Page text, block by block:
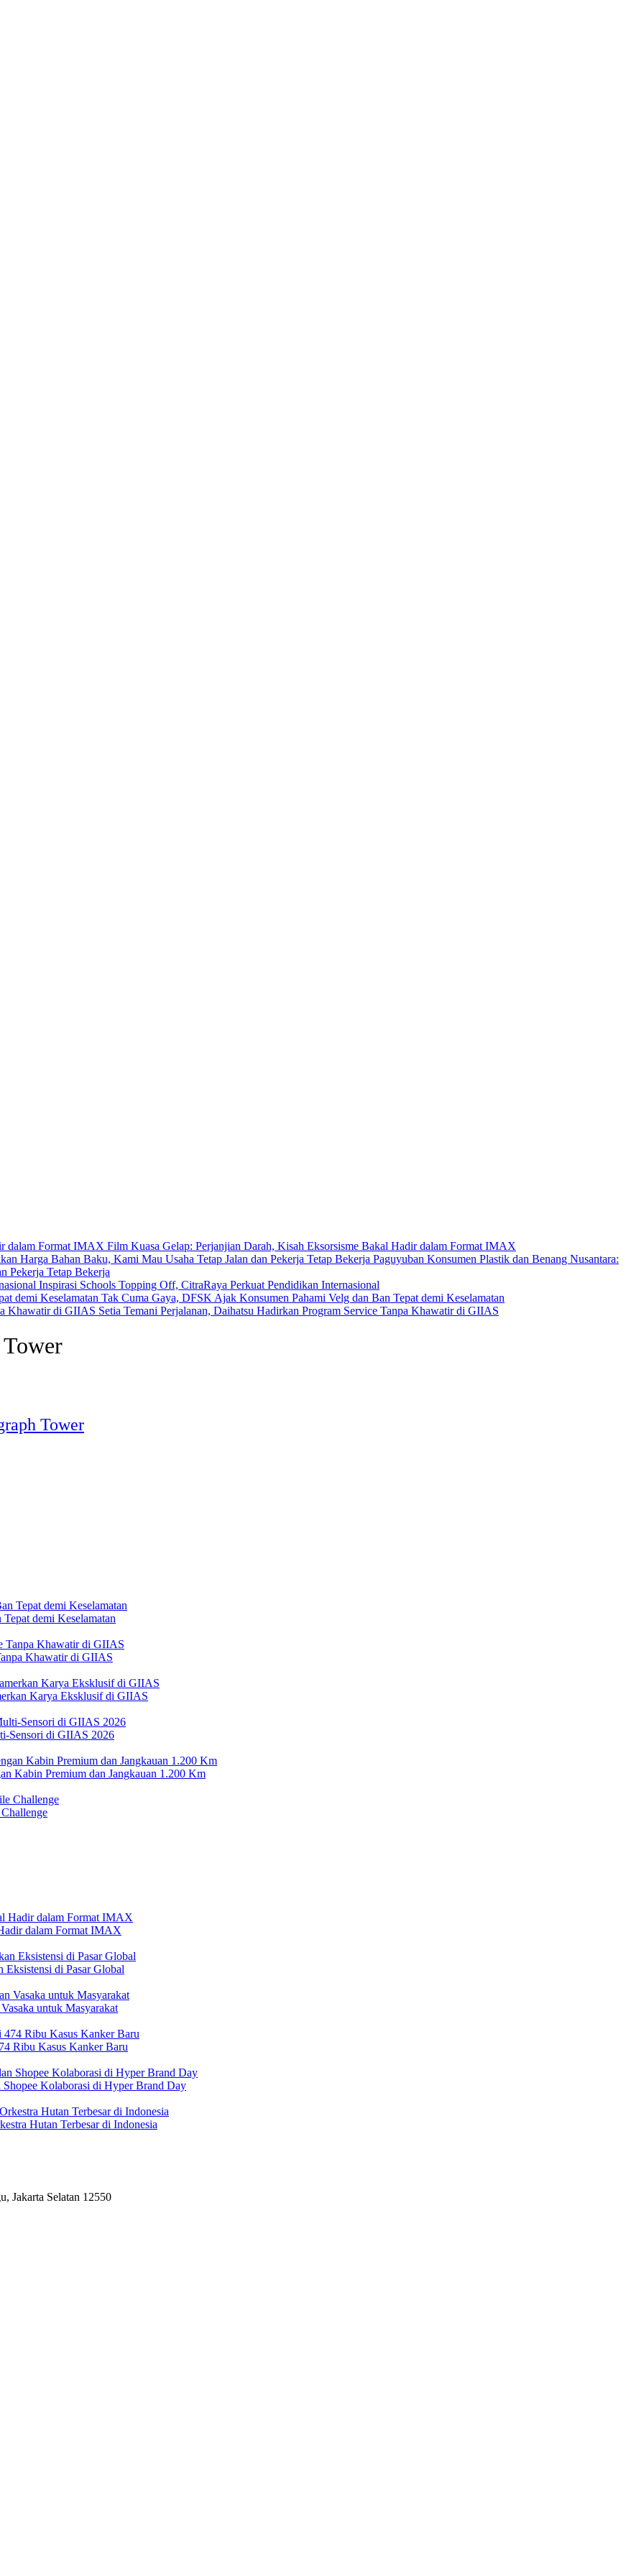
Film Kuasa Gelap: Perjanjian Darah, Kisah Eksorsisme Bakal Hadir dalam Format IMAX
Paguyuban Konsumen Plastik dan Benang Nusantara:
Pekerja Tetap Bekerja
Inspirasi Schools Topping Off, CitraRaya Perkuat Pendidikan Internasional
Tak Cuma Gaya, DFSK Ajak Konsumen Pahami Velg dan Ban Tepat demi Keselamatan
Setia Temani Perjalanan, Daihatsu Hadirkan Program Service Tanpa Khawatir di GIIAS
Tower
demi Keselamatan
Khawatir di GIIAS
Karya Eksklusif di GIIAS
Sensori di GIIAS 2026
Kabin Premium dan Jangkauan 1.200 Km
dalam Format IMAX
di Pasar Global
untuk Masyarakat
Ribu Kasus Kanker Baru
Kolaborasi di Hyper Brand Day
Hutan Terbesar di Indonesia
Jakarta Selatan 12550